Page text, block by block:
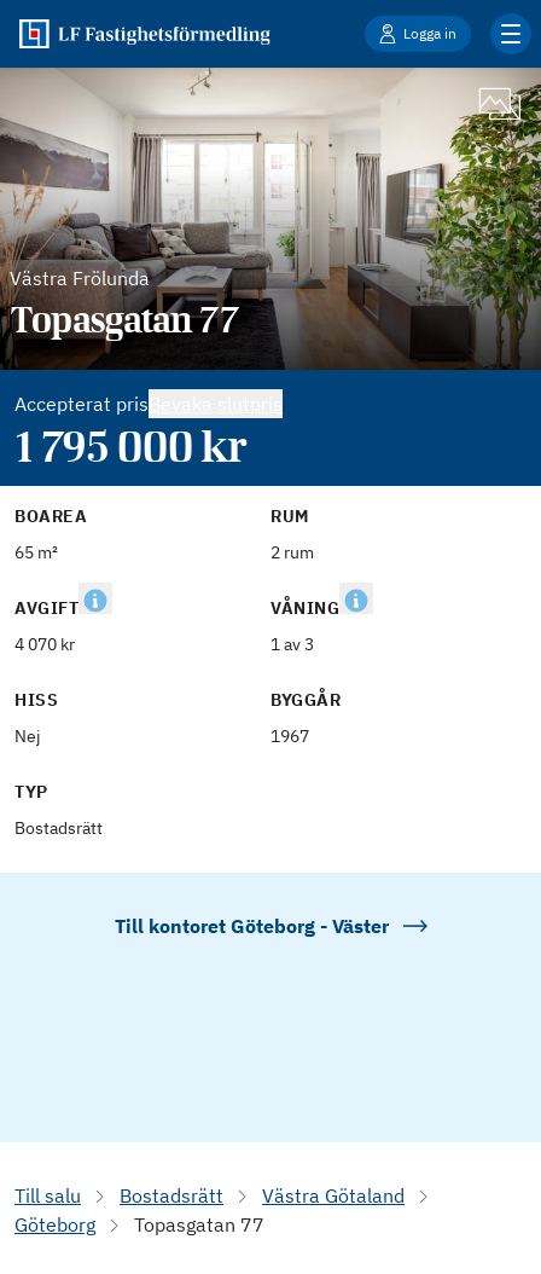
Logga in
Västra Frölunda
Topasgatan 77
Accepterat pris
1 795 000kr
BOAREA
65 m²
RUM
2 rum
AVGIFT
4 070 kr
VÅNING
1 av 3
HISS
Nej
BYGGÅR
1967
TYP
Bostadsrätt
Till kontoret Göteborg - Väster
Till salu Bostadsrätt
Västra Götaland
Göteborg
Topasgatan 77